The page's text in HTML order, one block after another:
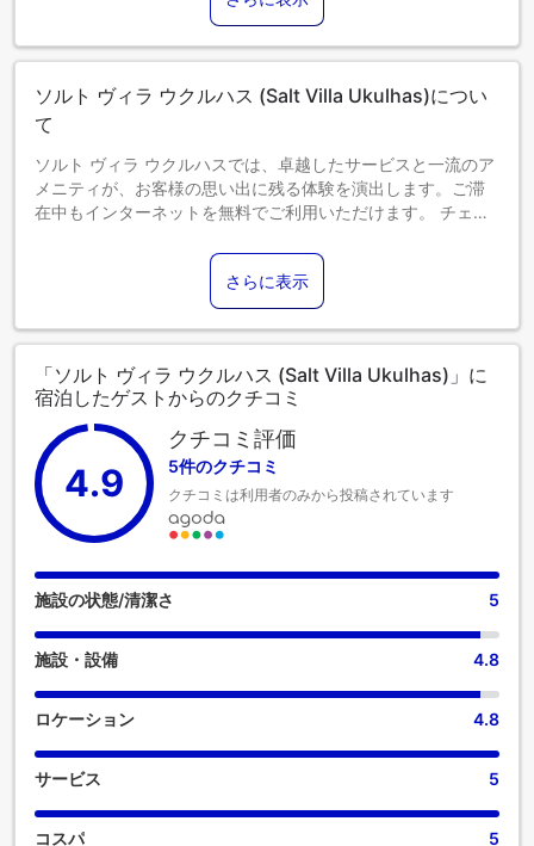
エキストラベッドの追加可否は、お部屋タイプにより異なり
ます。各部屋タイプ欄の記載をご確認ください。
ソルト ヴィラ ウクルハス (Salt Villa Ukulhas)につい
て
ソルト ヴィラ ウクルハスでは、卓越したサービスと一流のア
メニティが、お客様の思い出に残る体験を演出します。ご滞
在中もインターネットを無料でご利用いただけます。 チェッ
ご出発までシームレスで効率的なご滞在をお約束します。 当
宿泊施設での送迎サービスをご利用いただくと、モルディブ
諸島での小旅行や観光、追加アクティビティの手配が簡単に
なります。 ご宿泊のお客様は、当宿泊施設の駐車場をご利用
クサービスもご利用いただけます。 当宿泊施設では、チケッ
トサービスもあり、エンターテイメントやアトラクションの
チケット手配や予約をサポートしています。当宿泊施設には
暖炉もあり、冷え込む夜に居心地の良い雰囲気を提供しま
す。 ソルト ヴィラ ウクルハスで提供されるランドリーサービ
スを利用して、お好みの服装で常にベストな装いを。 ゆった
りとした日中や夜には、ルームサービスなどの室内設備・サ
ービスで、お部屋での滞在を最大限にお楽しみいただけま
す。ソルト ヴィラ ウクルハスの客室は、快適で家庭的な雰囲
気をお客様に提供するために、心を込めて作られ、飾られて
快適にお過ごしいただけます。 ソルト ヴィラ ウクルハスに
は、独立したリビングルームやバルコニー、テラスなど、ユ
ニークなデザインの客室がございます。一部の客室では、ビ
デオストリーミング、日刊紙、テレビなどのエンターテイン
に必要なものがすべて揃っている客室もあるので、喉が渇い
ても安心です。バスルームのアメニティがお客様の満足度を
高める重要性を理解している当宿泊施設では、一部の客室に
バスローブ、タオル、ヘアドライヤーをご用意しています。
さらに表示
「ソルト ヴィラ ウクルハス (Salt Villa Ukulhas)」に
宿泊したゲストからのクチコミ
4.9
クチコミ評価
5件のクチコミ
クチコミは利用者のみから投稿されています
施設の状態/清潔さ 5
施設・設備 4.8
ロケーション 4.8
サービス 5
コスパ 5